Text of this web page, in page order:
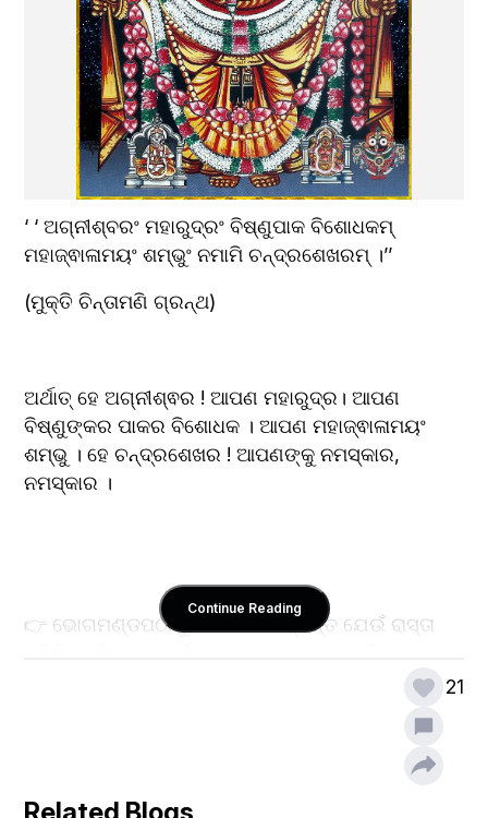
‘ ‘ ଅଗ୍ନୀଶ୍ବରଂ ମହାରୁଦ୍ରଂ ବିଷ୍ଣୁପାକ ବିଶୋଧକମ୍
ମହାଜ୍ଵାଳାମୟଂ ଶମ୍ଭୁଂ ନମାମି ଚନ୍ଦ୍ରଶେଖରମ୍ ।’’
(ମୁକ୍ତି ଚିନ୍ତାମଣି ଗ୍ରନ୍ଥ)
ଅର୍ଥାତ୍ ହେ ଅଗ୍ନୀଶ୍ଵର ! ଆପଣ ମହାରୁଦ୍ର। ଆପଣ
ବିଷ୍ଣୁଙ୍କର ପାକର ବିଶୋଧକ । ଆପଣ ମହାଜ୍ଵାଳାମୟଂ
ଶମ୍ଭୁ । ହେ ଚନ୍ଦ୍ରଶେଖର ! ଆପଣଙ୍କୁ ନମସ୍କାର,
ନମସ୍କାର ।
👉 ଭୋଗମଣ୍ଡପଠାରୁ ପାକଶାଳା ପର୍ଯ୍ୟନ୍ତ ଯେଉଁ ରାସ୍ତା
ଶିବଲିଙ୍ଗ ବିଦ୍ୟମାନ ।
Continue Reading
21